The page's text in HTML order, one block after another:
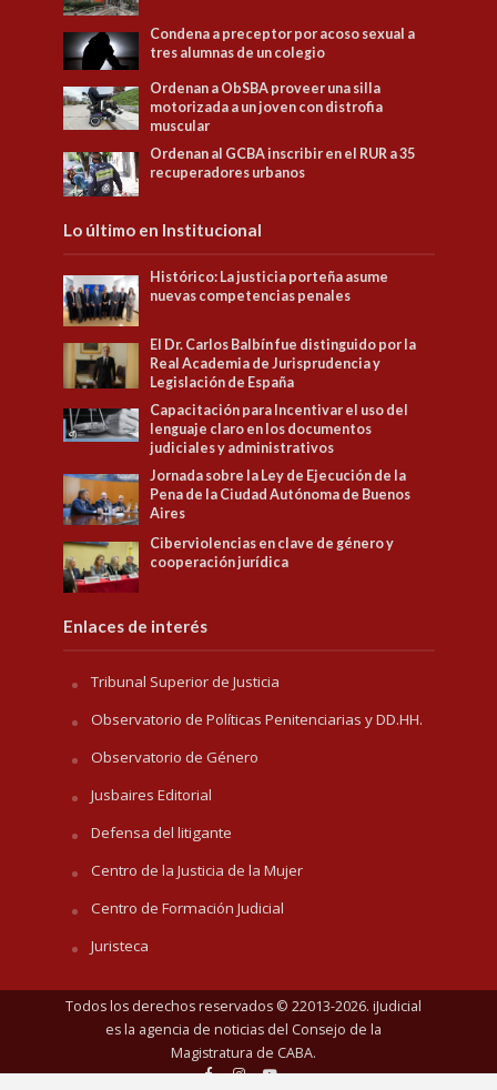
Condena a preceptor por acoso sexual a
tres alumnas de un colegio
Ordenan a ObSBA proveer una silla
motorizada a un joven con distrofia
muscular
Ordenan al GCBA inscribir en el RUR a 35
recuperadores urbanos
Lo último en Institucional
Histórico: La justicia porteña asume
nuevas competencias penales
El Dr. Carlos Balbín fue distinguido por la
Real Academia de Jurisprudencia y
Legislación de España
Capacitación para Incentivar el uso del
lenguaje claro en los documentos
judiciales y administrativos
Jornada sobre la Ley de Ejecución de la
Pena de la Ciudad Autónoma de Buenos
Aires
Ciberviolencias en clave de género y
cooperación jurídica
Enlaces de interés
Tribunal Superior de Justicia
Observatorio de Políticas Penitenciarias y DD.HH.
Observatorio de Género
Jusbaires Editorial
Defensa del litigante
Centro de la Justicia de la Mujer
Centro de Formación Judicial
Juristeca
Todos los derechos reservados © 22013-2026. iJudicial
es la agencia de noticias del Consejo de la
Magistratura de CABA.